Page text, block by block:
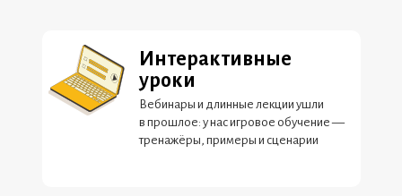
Интерактивные
уроки
Вебинары и длинные лекции ушли
в прошлое: у нас игровое обучение —
тренажёры, примеры и сценарии